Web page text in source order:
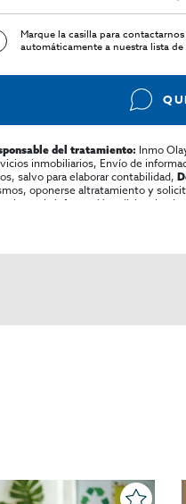
Marque la casilla para
automáticamente a nuestra lista
del tratamiento: Inmo
inmobiliarios, Envío de
salvo para elaborar contabilidad,
oponerse altratamiento y
la información adicional y